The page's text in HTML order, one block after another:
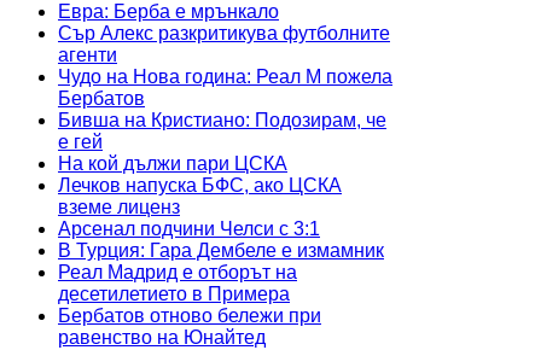
Евра: Берба е мрънкало
Сър Алекс разкритикува футболните
агенти
Чудо на Нова година: Реал М пожела
Бербатов
Бивша на Кристиано: Подозирам, че
е гей
На кой дължи пари ЦСКА
Лечков напуска БФС, ако ЦСКА
вземе лиценз
Арсенал подчини Челси с 3:1
В Турция: Гара Дембеле е измамник
Реал Мадрид е отборът на
десетилетието в Примера
Бербатов отново бележи при
равенство на Юнайтед